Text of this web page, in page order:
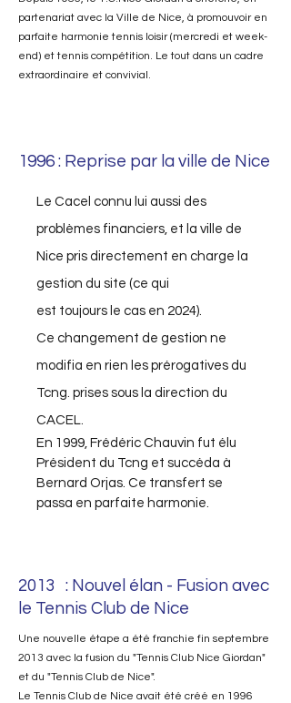
partenariat avec la Ville de Nice, à promouvoir en
parfaite harmonie tennis loisir (mercredi et week-
end) et tennis compétition. Le tout dans un cadre
extraordinaire et convivial.
1996 : Reprise par la ville de Nice
Le Cacel connu lui aussi des
problèmes financiers, et la ville de
Nice pris directement en charge la
gestion du site (ce qui
est toujours le cas en 2024).
Ce changement de gestion ne
modifia en rien les prérogatives du
Tcng. prises sous la direction du
CACEL.
En 1999, Frédéric Chauvin fut élu
Président du Tcng et succéda à
Bernard Orjas. Ce transfert se
passa en parfaite harmonie.
2013 : Nouvel élan - Fusion avec
le Tennis Club de Nice
Une nouvelle étape a été franchie fin septembre
2013 avec la fusion du "Tennis Club Nice Giordan"
et du "Tennis Club de Nice".
Le Tennis Club de Nice avait été créé en 1996